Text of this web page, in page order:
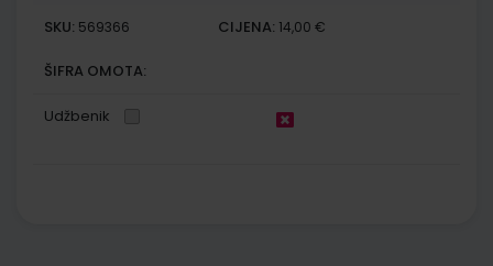
SKU: 569366 CIJENA: 14,00 €
ŠIFRA OMOTA:
Udžbenik